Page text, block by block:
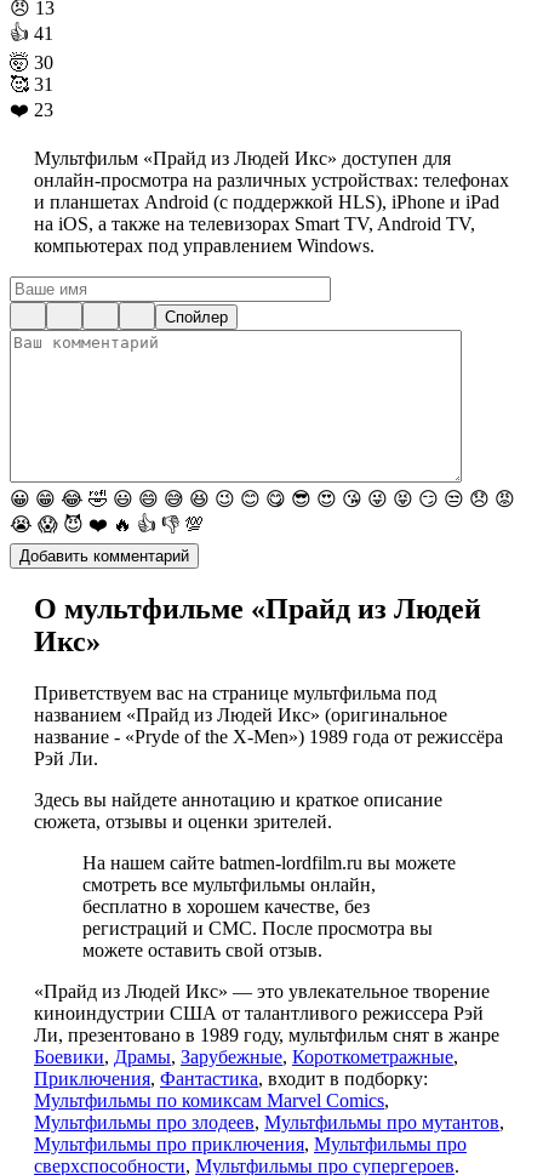
😠 13
👍 41
🤯 30
🥰 31
❤️ 23
Мультфильм «Прайд из Людей Икс» доступен для
онлайн-просмотра на различных устройствах: телефонах
и планшетах Android (с поддержкой HLS), iPhone и iPad
на iOS, а также на телевизорах Smart TV, Android TV,
компьютерах под управлением Windows.
Спойлер
😀 😁 😂 🤣 😃 😄 😅 😆 😉 😊 😋 😎 😍 😘 😜 😝 😏 😒 😞 😡
😭 😱 😈 ❤️ 🔥 👍 👎 💯
О мультфильме «Прайд из Людей
Икс»
Приветствуем вас на странице мультфильма под
названием «Прайд из Людей Икс» (оригинальное
название - «Pryde of the X-Men») 1989 года от режиссёра
Рэй Ли.
Здесь вы найдете аннотацию и краткое описание
сюжета, отзывы и оценки зрителей.
На нашем сайте batmen-lordfilm.ru вы можете
смотреть все мультфильмы онлайн,
бесплатно в хорошем качестве, без
регистраций и СМС. После просмотра вы
можете оставить свой отзыв.
«Прайд из Людей Икс» — это увлекательное творение
киноиндустрии США от талантливого режиссера Рэй
Ли, презентовано в 1989 году, мультфильм снят в жанре
Боевики, Драмы, Зарубежные, Короткометражные,
Приключения, Фантастика, входит в подборку:
Мультфильмы по комиксам Marvel Comics,
Мультфильмы про злодеев, Мультфильмы про мутантов,
Мультфильмы про приключения, Мультфильмы про
сверхспособности, Мультфильмы про супергероев.